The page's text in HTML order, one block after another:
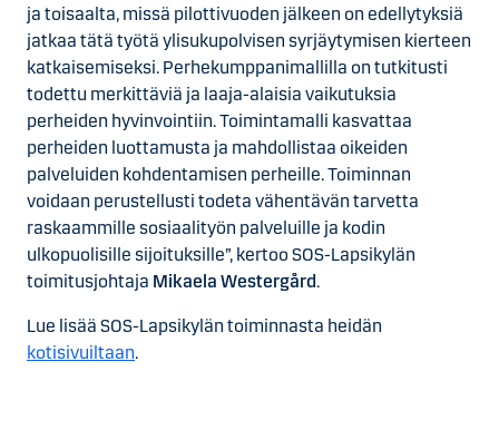
ja toisaalta, missä pilottivuoden jälkeen on edellytyksiä
jatkaa tätä työtä ylisukupolvisen syrjäytymisen kierteen
katkaisemiseksi. Perhekumppanimallilla on tutkitusti
todettu merkittäviä ja laaja-alaisia vaikutuksia
perheiden hyvinvointiin. Toimintamalli kasvattaa
perheiden luottamusta ja mahdollistaa oikeiden
palveluiden kohdentamisen perheille. Toiminnan
voidaan perustellusti todeta vähentävän tarvetta
raskaammille sosiaalityön palveluille ja kodin
ulkopuolisille sijoituksille”, kertoo SOS-Lapsikylän
toimitusjohtaja Mikaela Westergård.
Lue lisää SOS-Lapsikylän toiminnasta heidän
kotisivuiltaan.